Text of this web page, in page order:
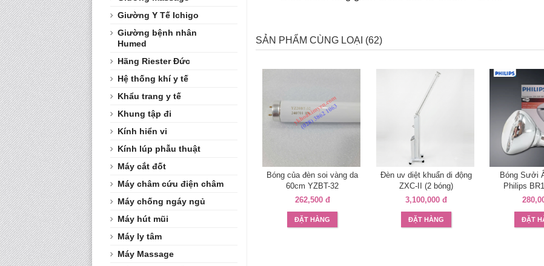
Giường Y Tế Ichigo
Giường bệnh nhân
Humed
Hãng Riester Đức
Hệ thống khí y tế
Khẩu trang y tế
Khung tập đi
Kính hiển vi
Kính lúp phẫu thuật
Máy cắt đốt
Máy châm cứu điện châm
Máy chống ngáy ngủ
Máy hút mũi
Máy ly tâm
Máy Massage
SẢN PHẨM CÙNG LOẠI (62)
Bóng của đèn soi vàng da
60cm YZBT-32
262,500 đ
ĐẶT HÀNG
Đèn uv diệt khuẩn di động
ZXC-II (2 bóng)
3,100,000 đ
ĐẶT HÀNG
Bóng Sưởi
Philips
ĐẶT